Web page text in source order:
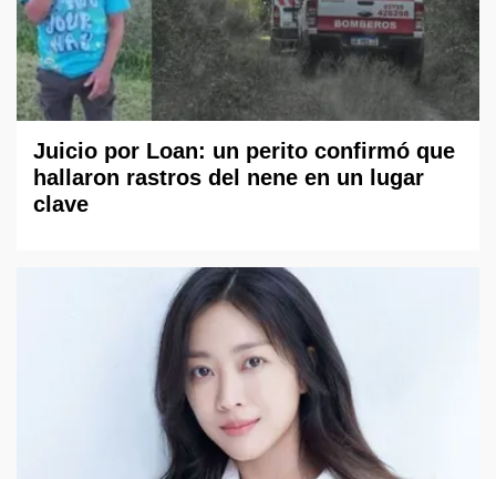
Juicio por Loan: un perito confirmó que
hallaron rastros del nene en un lugar
clave